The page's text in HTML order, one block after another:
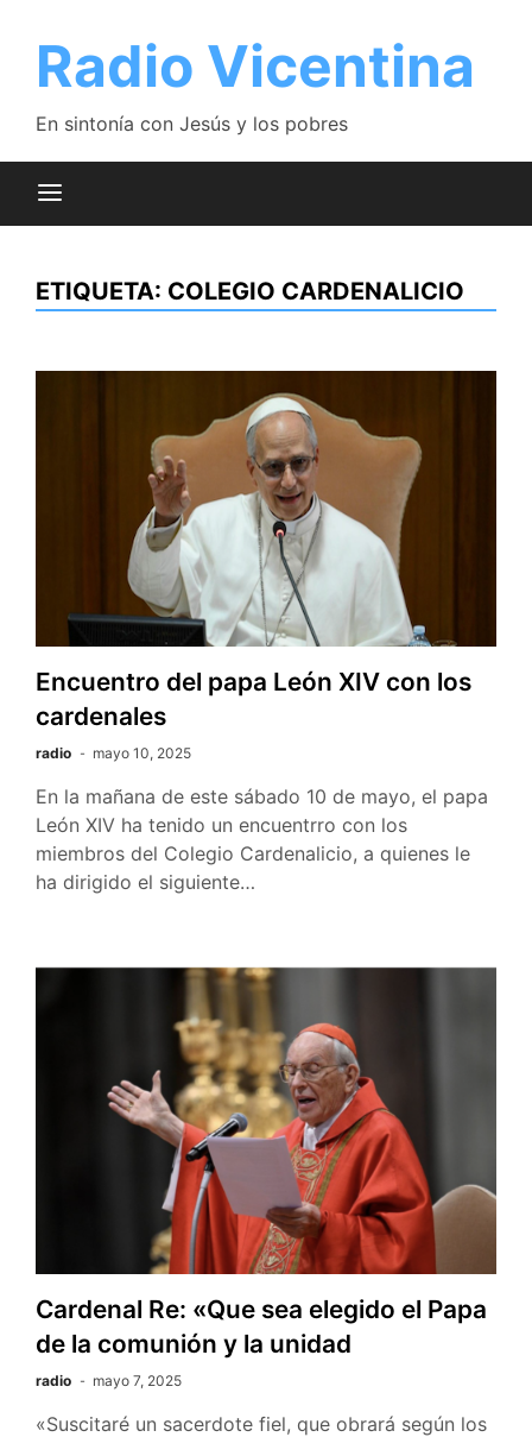
contenido
Radio Vicentina
En sintonía con Jesús y los pobres
ETIQUETA: COLEGIO CARDENALICIO
Encuentro del papa León XIV con los
cardenales
radio mayo 10, 2025
En la mañana de este sábado 10 de mayo, el papa
León XIV ha tenido un encuentrro con los
miembros del Colegio Cardenalicio, a quienes le
ha dirigido el siguiente…
Cardenal Re: «Que sea elegido el Papa
de la comunión y la unidad
radio mayo 7, 2025
«Suscitaré un sacerdote fiel, que obrará según los